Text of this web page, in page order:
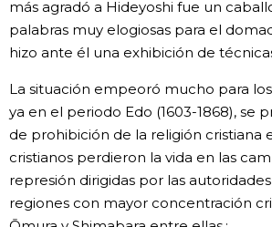
más agradó a Hideyoshi fue un
palabras muy elogiosas para el
hizo ante él una exhibición de
La situación empeoró mucho para
ya en el periodo Edo (1603-1868), se
de prohibición de la religión cristiana
cristianos perdieron la vida en las
represión dirigidas por las
regiones con mayor concentración